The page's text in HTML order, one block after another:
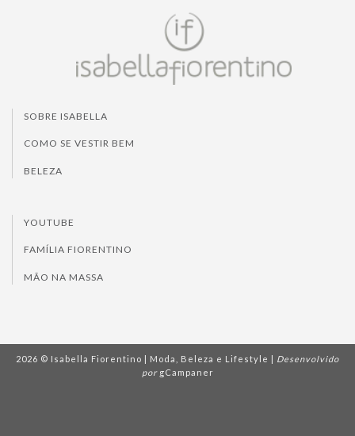
SOBRE ISABELLA
COMO SE VESTIR BEM
BELEZA
YOUTUBE
FAMÍLIA FIORENTINO
MÃO NA MASSA
2026 © Isabella Fiorentino | Moda, Beleza e Lifestyle | Desenvolvido
por gCampaner